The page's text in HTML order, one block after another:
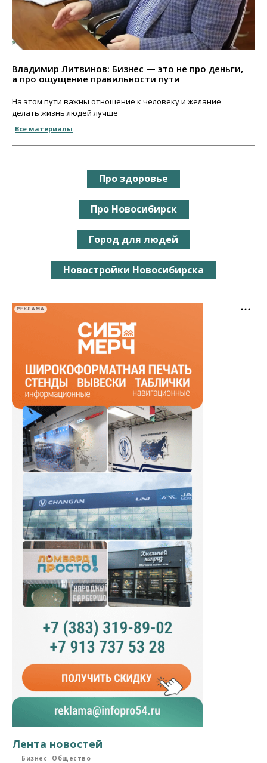
Владимир Литвинов: Бизнес — это не про деньги,
а про ощущение правильности пути
На этом пути важны отношение к человеку и желание
делать жизнь людей лучше
Все материалы
Про здоровье
Про Новосибирск
Город для людей
Новостройки Новосибирска
РЕКЛАМА
Лента новостей
Бизнес Общество